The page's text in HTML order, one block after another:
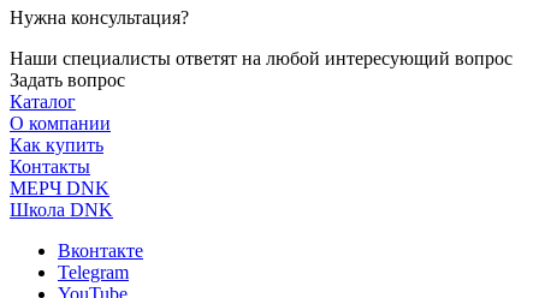
Нужна консультация?
Наши специалисты ответят на любой интересующий вопрос
Задать вопрос
Каталог
О компании
Как купить
Контакты
МЕРЧ DNK
Школа DNK
Вконтакте
Telegram
YouTube